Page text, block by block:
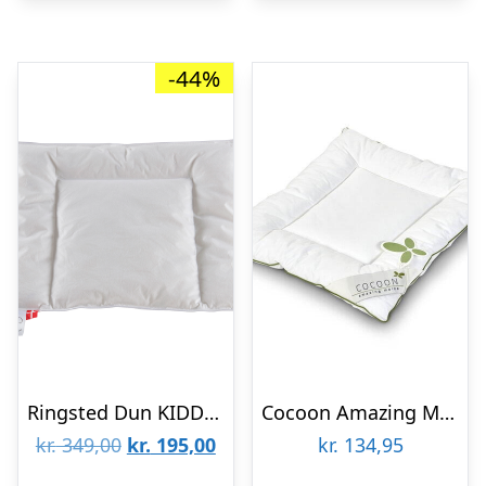
-44%
Ringsted Dun KIDDY And babypude 40×45 cm
kr.349,00 Den
kr. 195,00Den
Cocoon Amazing Maize Babypude, 40Ã45cm
kr. 134,95